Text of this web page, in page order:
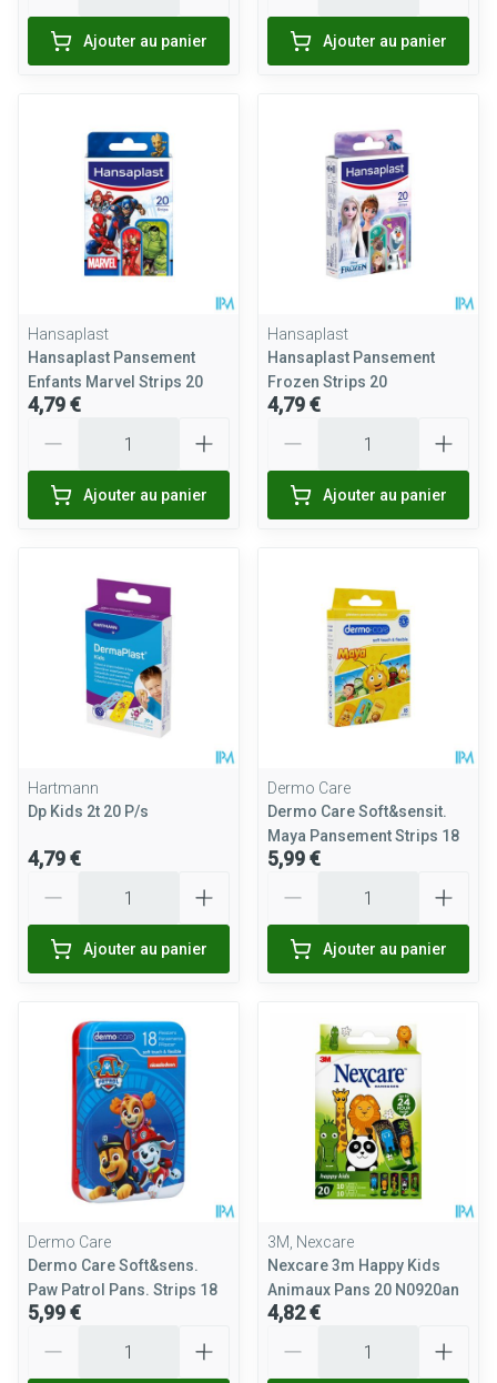
Ajouter au panier Ajouter au panier
Hansaplast
Hansaplast Pansement
Enfants Marvel Strips 20
4,79 €
Ajouter au panier
Hansaplast
Hansaplast Pansement
Frozen Strips 20
4,79 €
Ajouter au panier
Hartmann
Dp Kids 2t 20 P/s
4,79 €
Ajouter au panier
Dermo Care
Dermo Care Soft&sensit.
Maya Pansement Strips 18
5,99 €
Ajouter au panier
Dermo Care
Dermo Care Soft&sens.
Paw Patrol Pans. Strips 18
5,99 €
3M, Nexcare
Nexcare 3m Happy Kids
Animaux Pans 20 N0920an
4,82 €